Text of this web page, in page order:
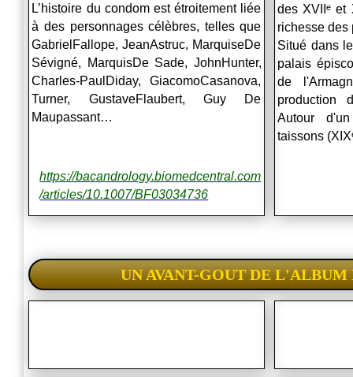
L’histoire du condom est étroitement liée
à des personnages célèbres, telles que
Gabriel Fallope, JeanAstruc, MarquiseDe
Sévigné, MarquisDe Sade, JohnHunter,
Charles-Paul Diday, GiacomoCasanova,
Turner, GustaveFlaubert, Guy De
Maupassant…
https://bacandrology.biomedcentral.com
/articles/10.1007/BF03034736
des XVIIᵉ et
richesse des
Situé dans
palais
de
production
Autour
taissons
UN AVANT-GOUT DE L'ALBUM